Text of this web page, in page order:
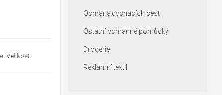
Velikost
Ochrana dýchacích cest
Ostatní ochranné pomůcky
Drogerie
Reklamní textil